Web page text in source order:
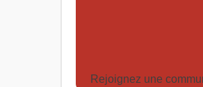
Rejoignez une